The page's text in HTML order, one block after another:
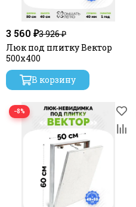
3 560 ₽3 926 ₽
Люк под плитку Вектор
500х400
В корзину
−8%